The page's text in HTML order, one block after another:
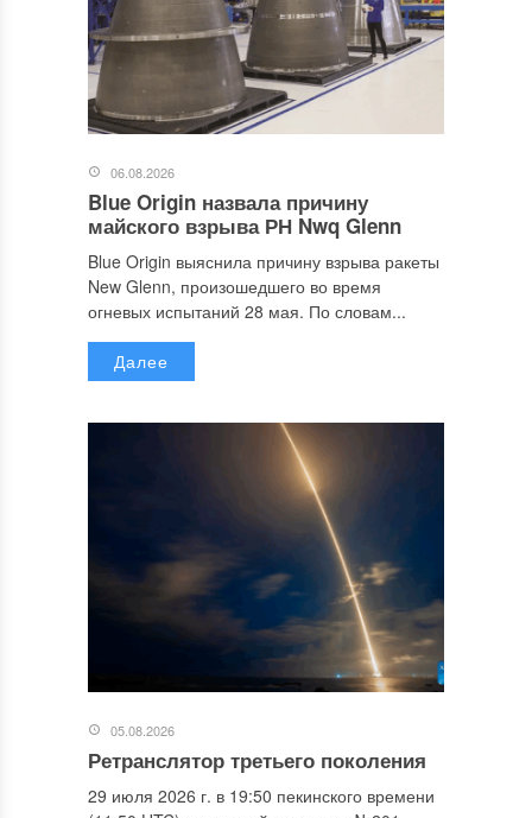
06.08.2026
Blue Origin назвала причину
майского взрыва РН Nwq Glenn
Blue Origin выяснила причину взрыва ракеты
New Glenn, произошедшего во время
огневых испытаний 28 мая. По словам...
Далее
05.08.2026
Ретранслятор третьего поколения
29 июля 2026 г. в 19:50 пекинского времени